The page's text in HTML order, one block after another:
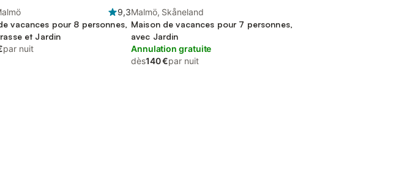
9,3
vacances pour 8 personnes,
et Jardin
par nuit
Malmö, Skåneland
Maison de vacances pour 7 personnes,
avec Jardin
Annulation gratuite
dès140 €par nuit